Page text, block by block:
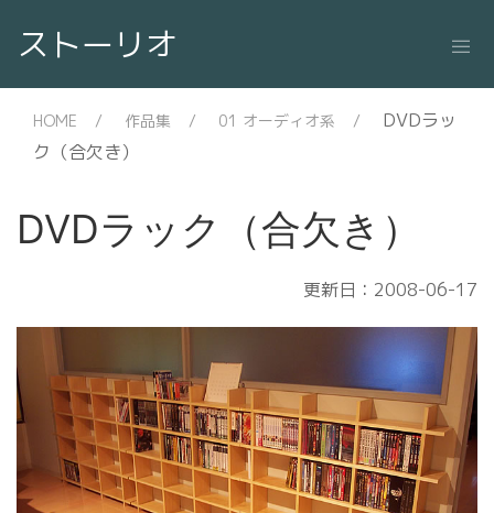
ストーリオ
HOME 作品集 01 オーディオ系
DVDラッ
ク（合欠き）
DVDラック（合欠き）
更新日：2008-06-17